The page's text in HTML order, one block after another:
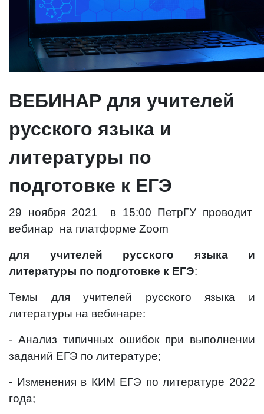
ВЕБИНАР для учителей
русского языка и
литературы по
подготовке к ЕГЭ
29 ноября 2021 в 15:00 ПетрГУ проводит
вебинар на платформе Zoom
для учителей русского языка и
литературы по подготовке к ЕГЭ:
Темы для учителей русского языка и
литературы на вебинаре:
- Анализ типичных ошибок при выполнении
заданий ЕГЭ по литературе;
- Изменения в КИМ ЕГЭ по литературе 2022
года;